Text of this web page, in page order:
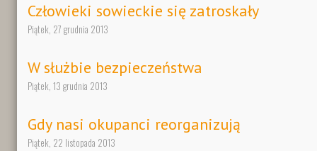
Człowieki sowieckie się zatroskały
Piątek, 27 grudnia 2013
W służbie bezpieczeństwa
Piątek, 13 grudnia 2013
Gdy nasi okupanci reorganizują
Piątek, 22 listopada 2013